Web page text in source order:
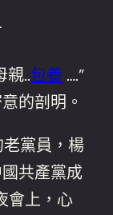
親..包養 ….”
的剖明。
老黨員，楊
共產黨成
會上，心